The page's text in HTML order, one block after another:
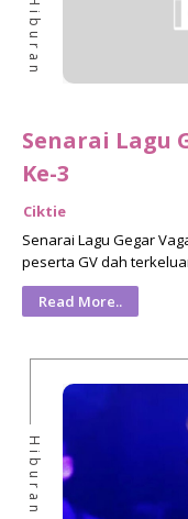
Hiburan
Senarai Lagu
Ke-3
Ciktie
Senarai Lagu Gegar
peserta GV dah
Read More..
Hiburan